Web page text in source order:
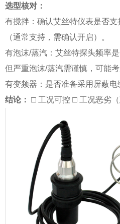
选型核对：
有搅拌：确认艾丝特仪表是否支
（通常支持，需确认开启）。
有泡沫/蒸汽：艾丝特探头频率
但严重泡沫/蒸汽需谨慎，可能考
有变频器：是否准备采用屏蔽电
结论： □ 工况可控 □ 工况恶劣（